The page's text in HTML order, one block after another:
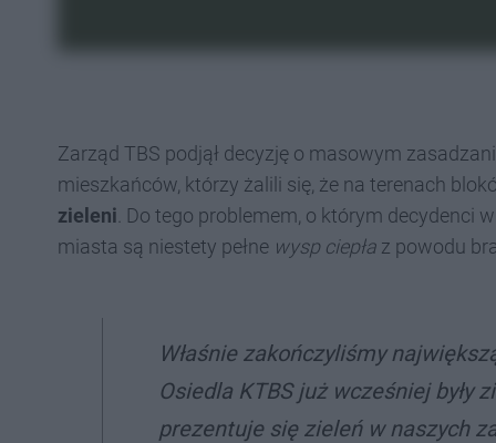
Zarząd TBS podjął decyzję o masowym
mieszkańców, którzy żalili się, że na terenach
zieleni . Do tego problemem, o którym decydenci
miasta są niestety pełne wysp ciepła z powodu
Właśnie zakończyliśmy
Osiedla KTBS już wcześniej były
prezentuje się zieleń w naszych